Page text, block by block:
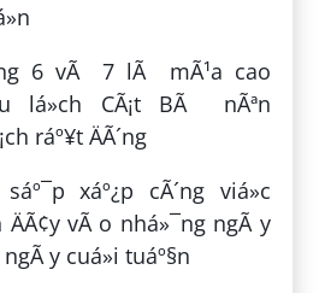
6 vÃ 7 lÃ mÃ¹a cao
lá»ch CÃ¡t BÃ nÃªn
ráº¥t ÄÃ´ng
xáº¿p cÃ´ng viá»c
ÄÃ¢y vÃ o nhá»¯ng ngÃ y
y cuá»i tuáº§n